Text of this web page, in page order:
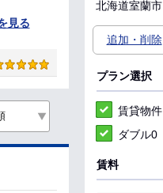
見る
北海道室蘭市
追加・削除
プラン選択
賃貸物件
ダブル0
賃料